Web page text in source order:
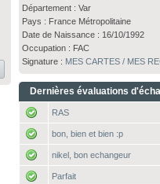
Département : Var
Pays : France Métropolitaine
Date de Naissance : 16/10/1992
Occupation : FAC
Signature : MES CARTES / MES
Dernières évaluations
RAS
bon, bien et bien :p
nikel, bon echangeur
Parfait